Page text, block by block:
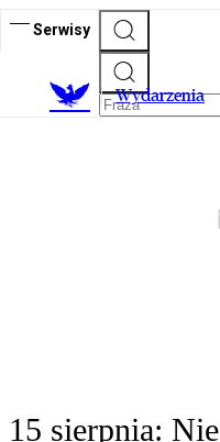
Serwisy
Wydarzenia
15 sierpnia: